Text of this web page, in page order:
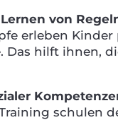
von
erleben
Das hilft ihnen,
schulen